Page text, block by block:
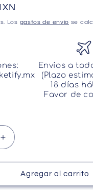
Los gastos de envío se
Envíos a
(Plazo
18 días
Favor de
Aumentar
cantidad
para
Loderas
Protectoras
Agregar al carrito